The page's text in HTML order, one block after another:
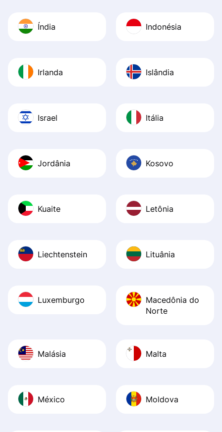
Índia Indonésia
Irlanda Islândia
Israel Itália
Jordânia Kosovo
Kuaite Letônia
Liechtenstein Lituânia
Luxemburgo
Macedônia do
Norte
Malásia Malta
México Moldova